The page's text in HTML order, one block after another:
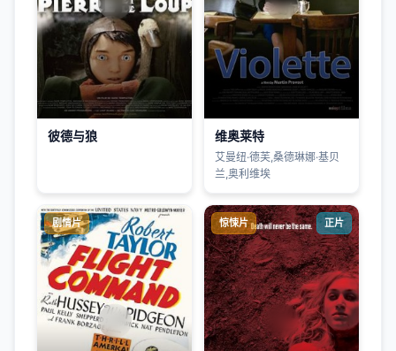
彼德与狼 维奥莱特
艾曼纽·德芙,桑德琳娜·基贝
兰,奥利维埃
剧情片 惊悚片 正片